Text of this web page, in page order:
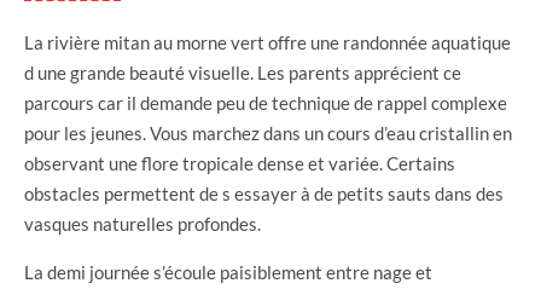
La rivière mitan au morne vert offre une randonnée aquatique
d une grande beauté visuelle. Les parents apprécient ce
parcours car il demande peu de technique de rappel complexe
pour les jeunes. Vous marchez dans un cours d’eau cristallin en
observant une flore tropicale dense et variée. Certains
obstacles permettent de s essayer à de petits sauts dans des
vasques naturelles profondes.
La demi journée s’écoule paisiblement entre nage et